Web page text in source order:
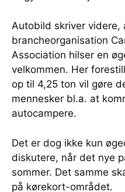
Autobild skriver videre,
brancheorganisation
Association hilser en
velkommen. Her
op til 4,25 ton vil gøre
mennesker bl.a. at
autocampere.
Det er dog ikke kun
diskutere, når det nye
sommer. Det samme
på kørekort-området.